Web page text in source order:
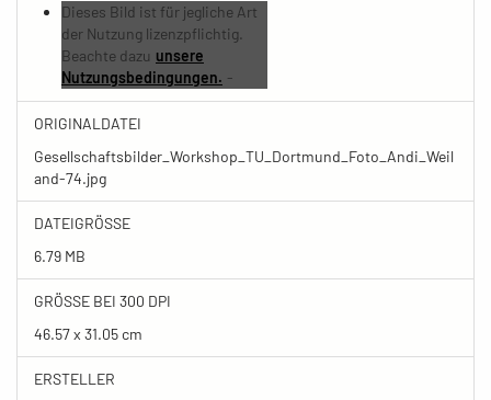
Dieses Bild ist für jegliche Art
der Nutzung lizenzpflichtig.
Beachte dazu unsere
Nutzungsbedingungen. -
ORIGINALDATEI
Gesellschaftsbilder_Workshop_TU_Dortmund_Foto_Andi_Weil
and-74.jpg
DATEIGRÖSSE
6.79 MB
GRÖSSE BEI 300 DPI
46.57 x 31.05 cm
ERSTELLER